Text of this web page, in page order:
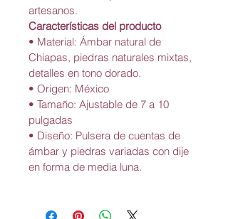
artesanos.
Características del producto
• Material: Ámbar natural de
Chiapas, piedras naturales mixtas,
detalles en tono dorado.
• Origen: México
• Tamaño: Ajustable de 7 a 10
pulgadas
• Diseño: Pulsera de cuentas de
ámbar y piedras variadas con dije
en forma de media luna.